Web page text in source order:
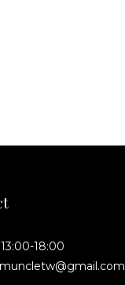
18:00